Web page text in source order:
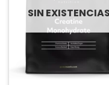
SIN EXISTENCIAS